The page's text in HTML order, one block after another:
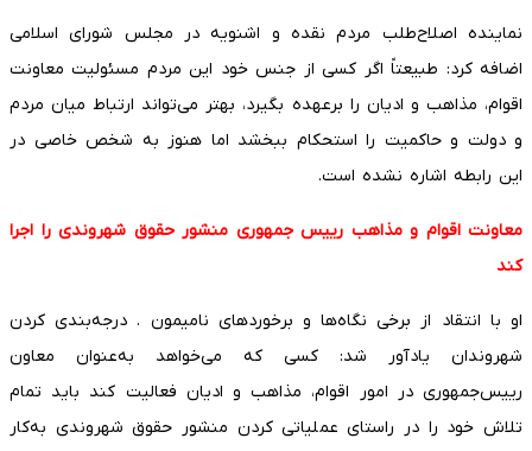
نماینده اصلاح‌طلب مردم نقده و اشنویه در مجلس شورای اسلامی
اضافه کرد: طبیعتاً اگر کسی از جنس خود این مردم مسئولیت معاونت
اقوام، مذاهب و ادیان را برعهده بگیرد، بهتر می‌تواند ارتباط میان مردم
و دولت و حاکمیت را استحکام ببخشد اما هنوز به شخص خاصی در
این رابطه اشاره نشده است.
معاونت اقوام و مذاهب رییس جمهوری منشور حقوق شهروندی را اجرا
کند
او با انتقاد از برخی نگاه‌ها و برخوردهای نامیمون . درجه‌بندی‌ کردن
شهروندان یادآور شد: کسی که می‌خواهد به‌عنوان معاون
رییس‌جمهوری در امور اقوام، مذاهب و ادیان فعالیت کند باید تمام
تلاش خود را در راستای عملیاتی کردن منشور حقوق شهروندی به‌کار